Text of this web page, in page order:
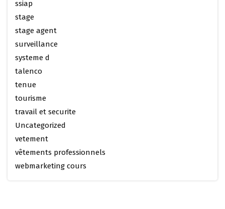
ssiap
stage
stage agent
surveillance
systeme d
talenco
tenue
tourisme
travail et securite
Uncategorized
vetement
vêtements professionnels
webmarketing cours